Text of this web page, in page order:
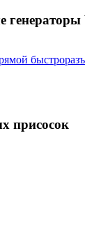
присосок